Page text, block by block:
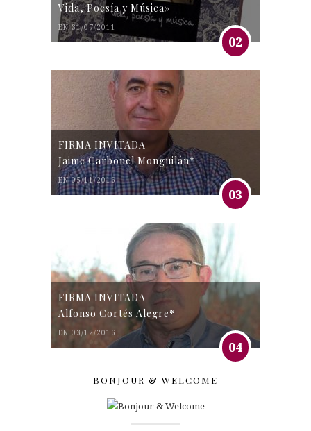
Vida, Poesía y Música»
EN 31/07/2011
02
FIRMA INVITADA
Jaime Carbonel Monguilán*
EN 05/11/2016
03
FIRMA INVITADA
Alfonso Cortés Alegre*
EN 03/12/2016
04
BONJOUR & WELCOME